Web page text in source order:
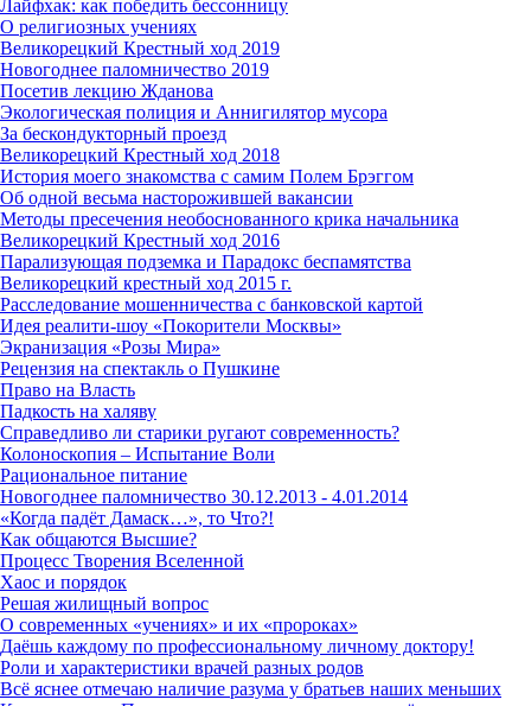
Лайфхак: как победить бессонницу
О религиозных учениях
Великорецкий Крестный ход 2019
Новогоднее паломничество 2019
Посетив лекцию Жданова
Экологическая полиция и Аннигилятор мусора
За бескондукторный проезд
Великорецкий Крестный ход 2018
История моего знакомства с самим Полем Брэггом
Об одной весьма насторожившей вакансии
Методы пресечения необоснованного крика начальника
Великорецкий Крестный ход 2016
Парализующая подземка и Парадокс беспамятства
Великорецкий крестный ход 2015 г.
Расследование мошенничества с банковской картой
Идея реалити-шоу «Покорители Москвы»
Экранизация «Розы Мира»
Рецензия на спектакль о Пушкине
Право на Власть
Падкость на халяву
Справедливо ли старики ругают современность?
Колоноскопия – Испытание Воли
Рациональное питание
Новогоднее паломничество 30.12.2013 - 4.01.2014
«Когда падёт Дамаск…», то Что?!
Как общаются Высшие?
Процесс Творения Вселенной
Хаос и порядок
Решая жилищный вопрос
О современных «учениях» и их «пророках»
Даёшь каждому по профессиональному личному доктору!
Роли и характеристики врачей разных родов
Всё яснее отмечаю наличие разума у братьев наших меньших